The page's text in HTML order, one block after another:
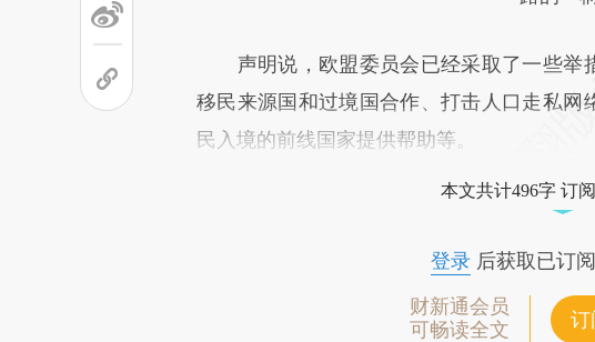
声明说，欧盟委员会已经采取了一些举
移民来源国和过境国合作、打击人口走私网
民入境的前线国家提供帮助等。
本文共计496字 订
登录后获取已订
财新通会员
可畅读全文
订